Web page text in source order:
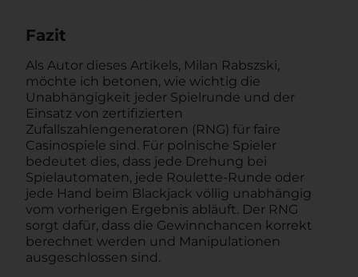
Fazit
Als Autor dieses Artikels, Milan Rabszski,
möchte ich betonen, wie wichtig die
Unabhängigkeit jeder Spielrunde und der
Einsatz von zertifizierten
Zufallszahlengeneratoren (RNG) für faire
Casinospiele sind. Für polnische Spieler
bedeutet dies, dass jede Drehung bei
Spielautomaten, jede Roulette-Runde oder
jede Hand beim Blackjack völlig unabhängig
vom vorherigen Ergebnis abläuft. Der RNG
sorgt dafür, dass die Gewinnchancen korrekt
berechnet werden und Manipulationen
ausgeschlossen sind.